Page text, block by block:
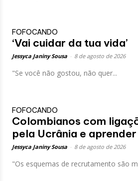
FOFOCANDO
‘Vai cuidar da tua vida’
Jessyca Janiny Sousa 8 de agosto de 2026
"Se você não gostou, não quer...
FOFOCANDO
Colombianos com
pela Ucrânia e
Jessyca Janiny Sousa 8 de agosto de 2026
"Os esquemas de recrutamento são